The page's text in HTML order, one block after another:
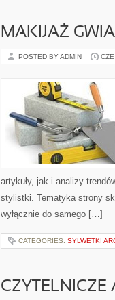
MAKIJAŻ
POSTED BY ADMIN
artykuły, jak i analizy
stylistki. Tematyka strony
wyłącznie do samego […]
CATEGORIES: SYLWETKI
CZYTELNICZE